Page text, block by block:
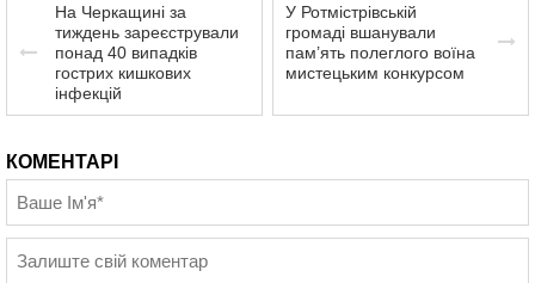
На Черкащині за
тиждень зареєстрували
понад 40 випадків
гострих кишкових
інфекцій
У Ротмістрівській
громаді вшанували
пам’ять полеглого воїна
мистецьким конкурсом
КОМЕНТАРІ